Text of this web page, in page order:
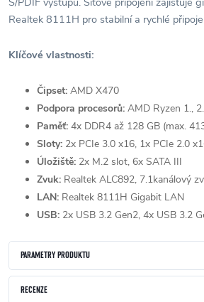
Realtek 8111H pro stabilní a rychlé
Klíčové vlastnosti:
Čipset: AMD X470
Podpora procesorů: AMD Ryzen 1.,
Paměť: 4x DDR4 až 128 GB (max.
Sloty: 2x PCIe 3.0 x16, 1x PCIe 2.0
Úložiště: 2x M.2 slot, 6x SATA III
Zvuk: Realtek ALC892, 7.1kanálový
LAN: Realtek 8111H Gigabit LAN
USB: 2x USB 3.2 Gen2, 4x USB 3.2
PARAMETRY PRODUKTU
RECENZE